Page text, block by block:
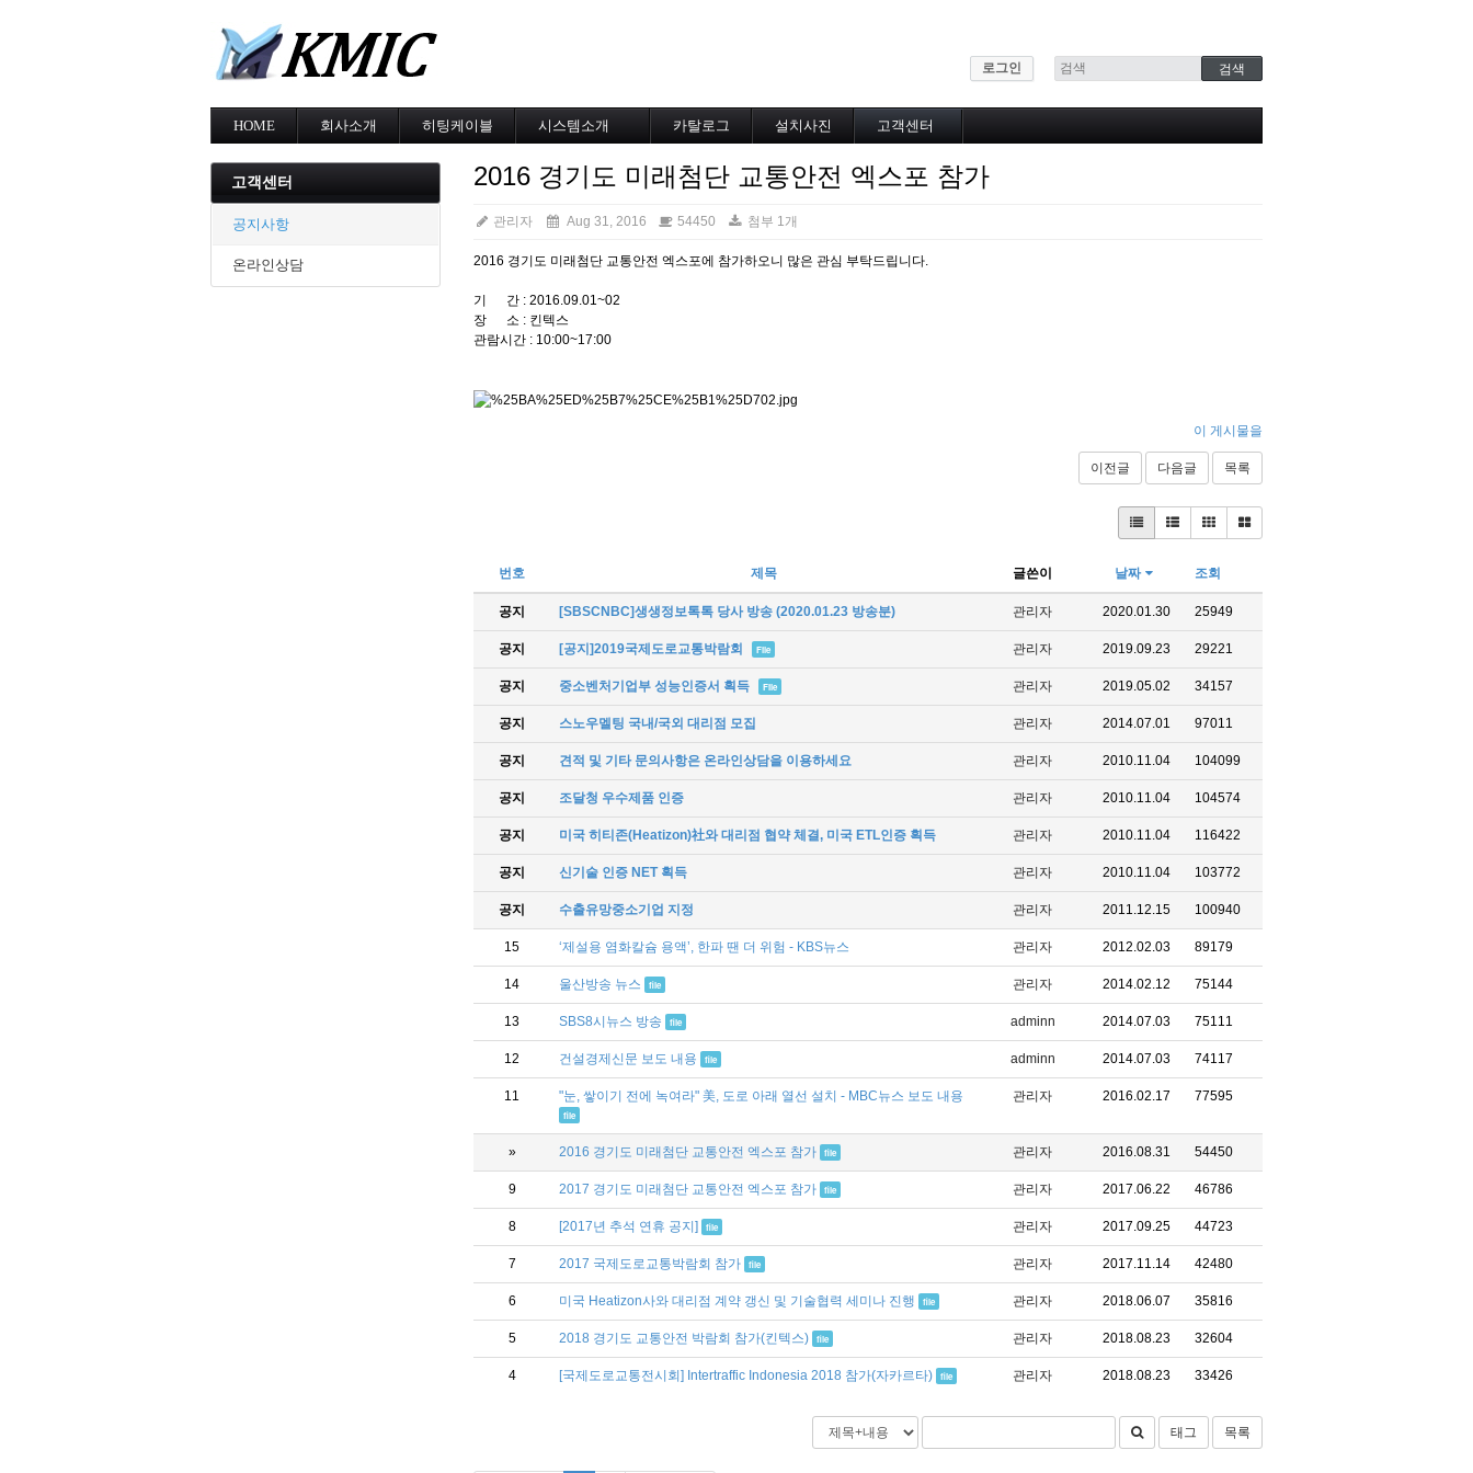
로그인
HOME 회사소개 히팅케이블
스노우멜팅
지붕융설
시스템소개
지붕융설시스템
동파방지
산업용히터
카탈로그 설치사진 고객센터
온라인상담
고객센터
공지사항
온라인상담
2016 경기도 미래첨단 교통안전 엑스포 참가
관리자 Aug 31, 2016 54450 첨부 1개
2016 경기도 미래첨단 교통안전 엑스포에 참가하오니 많은 관심 부탁드립니다.
기 간 : 2016.09.01~02
장 소 : 킨텍스
관람시간 : 10:00~17:00
이 게시물을
이전글 다음글 목록
번호 제목 글쓴이 날짜 조회
공지 [SBSCNBC]생생정보톡톡 당사 방송 (2020.01.23 방송분) 관리자 2020.01.30 25949
공지 [공지]2019국제도로교통박람회 File 관리자 2019.09.23 29221
공지 중소벤처기업부 성능인증서 획득 File 관리자 2019.05.02 34157
공지 스노우멜팅 국내/국외 대리점 모집 관리자 2014.07.01 97011
공지 견적 및 기타 문의사항은 온라인상담을 이용하세요 관리자 2010.11.04 104099
공지 조달청 우수제품 인증 관리자 2010.11.04 104574
공지 미국 히티존(Heatizon)社와 대리점 협약 체결, 미국 ETL인증 획득 관리자 2010.11.04 116422
공지 신기술 인증 NET 획득 관리자 2010.11.04 103772
공지 수출유망중소기업 지정 관리자 2011.12.15 100940
15 ‘제설용 염화칼슘 용액’, 한파 땐 더 위험 - KBS뉴스 관리자 2012.02.03 89179
14 울산방송 뉴스 file 관리자 2014.02.12 75144
13 SBS8시뉴스 방송 file adminn 2014.07.03 75111
12 건설경제신문 보도 내용 file adminn 2014.07.03 74117
11 "눈, 쌓이기 전에 녹여라" 美, 도로 아래 열선 설치 - MBC뉴스 보도 내용
file
관리자 2016.02.17 77595
» 2016 경기도 미래첨단 교통안전 엑스포 참가 file 관리자 2016.08.31 54450
9 2017 경기도 미래첨단 교통안전 엑스포 참가 file 관리자 2017.06.22 46786
8 [2017년 추석 연휴 공지] file 관리자 2017.09.25 44723
7 2017 국제도로교통박람회 참가 file 관리자 2017.11.14 42480
6 미국 Heatizon사와 대리점 계약 갱신 및 기술협력 세미나 진행 file 관리자 2018.06.07 35816
5 2018 경기도 교통안전 박람회 참가(킨텍스) file 관리자 2018.08.23 32604
4 [국제도로교통전시회] Intertraffic Indonesia 2018 참가(자카르타) file 관리자 2018.08.23 33426
태그 목록